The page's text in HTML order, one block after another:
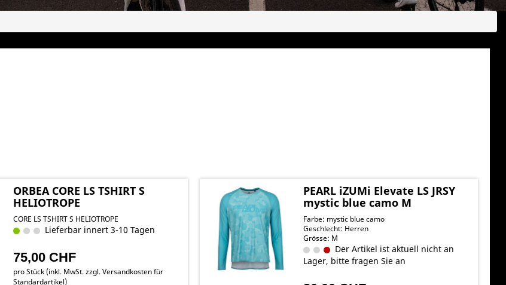
ORBEA CORE LS TSHIRT S
HELIOTROPE
CORE LS TSHIRT S HELIOTROPE
Lieferbar innert 3-10 Tagen
75,00 CHF
pro Stück (inkl. MwSt. zzgl.Versandkosten für
Standardartikel)
PEARL iZUMi Elevate LS JRSY
mystic blue camo M
Farbe: mystic blue camo
Geschlecht: Herren
Grösse: M
Der Artikel ist aktuell nicht an
Lager, bitte fragen Sie an